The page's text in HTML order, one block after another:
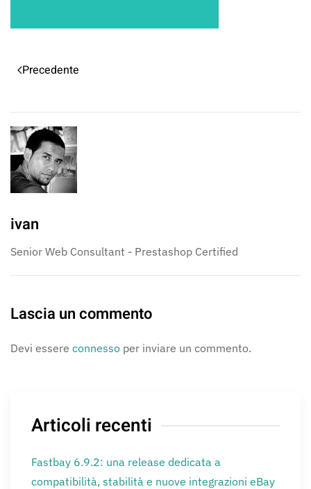
Precedente
ivan
Senior Web Consultant - Prestashop Certified
Lascia un commento
Devi essere connesso per inviare un commento.
Articoli recenti
Fastbay 6.9.2: una release dedicata a
compatibilità, stabilità e nuove integrazioni eBay